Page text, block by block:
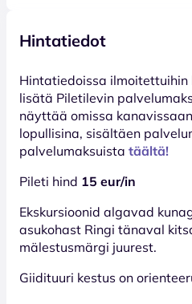
Hintatiedot
Hinta­tiedoissa
lisätä Piletilevin
näyttää omissa
lopullisina, sisältäen
palvelumaksuista täältä!
Pileti hind 15 eur/in
Ekskursioonid algavad
asukohast Ringi tänaval
mälestusmärgi juurest.
Giidituuri kestus on